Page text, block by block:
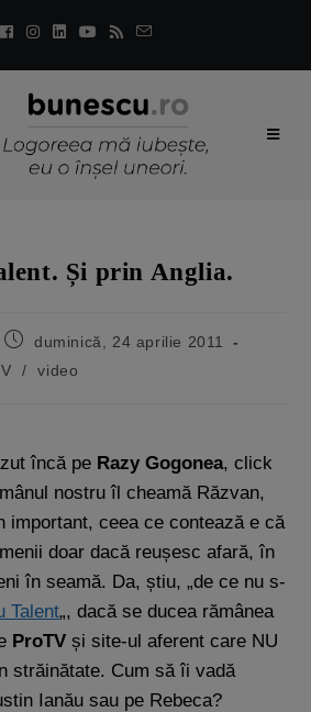
Și prin Anglia.
duminică, 24 aprilie 2011
/ video
încă pe Razy Gogonea, click
nostru îl cheamă Răzvan,
important, ceea ce contează e că
doar dacă reușesc afară, în
în seamă. Da, știu, „de ce nu s-
Talent„, dacă se ducea rămânea
ProTV și site-ul aferent care NU
străinătate. Cum să îi vadă
Ianău sau pe Rebeca?